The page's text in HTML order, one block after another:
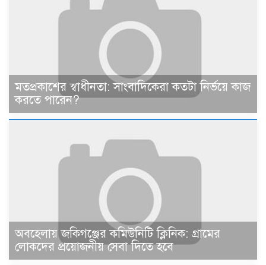
মতপ্রকাশের স্বাধীনতা: সাংবাদিকেরা কতটা নির্ভয়ে কাজ
করতে পারেন?
অবহেলায় জকিগঞ্জের কমিউনিটি ক্লিনিক: গ্রামের
লোকদের প্রয়োজনীয় সেবা দিতে হবে